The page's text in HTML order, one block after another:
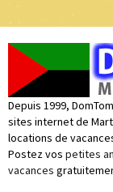
Depuis 1999,
sites internet de
locations de
Postez vos petites
vacances